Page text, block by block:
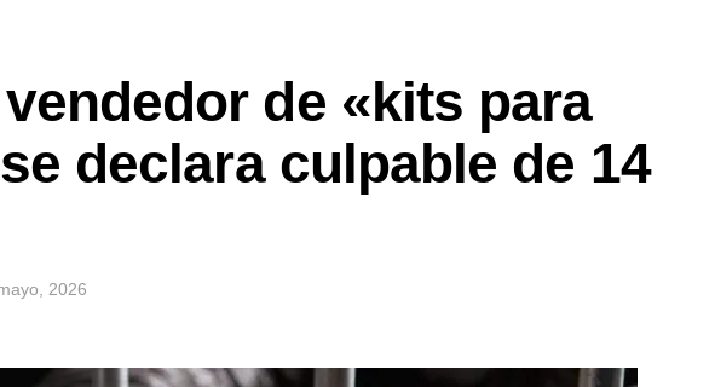
de «kits para
declara culpable de 14
2026